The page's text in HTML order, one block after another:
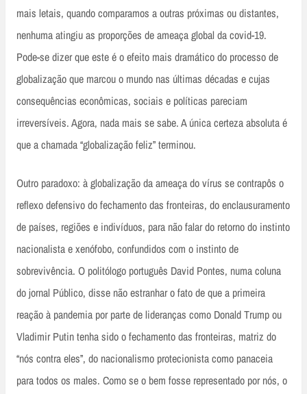
mais letais, quando comparamos a outras próximas ou distantes,
nenhuma atingiu as proporções de ameaça global da covid-19.
Pode-se dizer que este é o efeito mais dramático do processo de
globalização que marcou o mundo nas últimas décadas e cujas
consequências econômicas, sociais e políticas pareciam
irreversíveis. Agora, nada mais se sabe. A única certeza absoluta é
que a chamada “globalização feliz” terminou.
Outro paradoxo: à globalização da ameaça do vírus se contrapôs o
reflexo defensivo do fechamento das fronteiras, do enclausuramento
de países, regiões e indivíduos, para não falar do retorno do instinto
nacionalista e xenófobo, confundidos com o instinto de
sobrevivência. O politólogo português David Pontes, numa coluna
do jornal Público, disse não estranhar o fato de que a primeira
reação à pandemia por parte de lideranças como Donald Trump ou
Vladimir Putin tenha sido o fechamento das fronteiras, matriz do
“nós contra eles”, do nacionalismo protecionista como panaceia
para todos os males. Como se o bem fosse representado por nós, o